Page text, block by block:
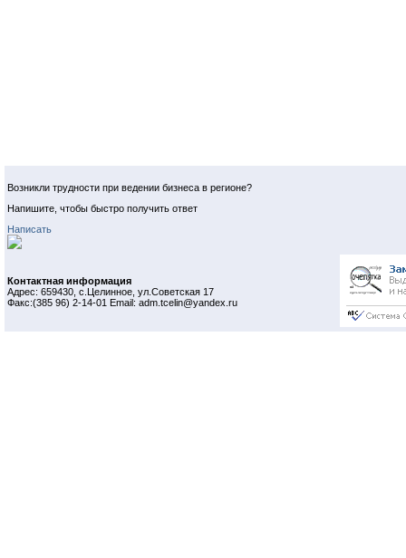
Возникли трудности при ведении бизнеса в регионе?
Напишите, чтобы быстро получить ответ
Написать
Контактная информация
Адрес: 659430, с.Целинное, ул.Советская 17
Факс:(385 96) 2-14-01 Email: adm.tcelin@yandex.ru